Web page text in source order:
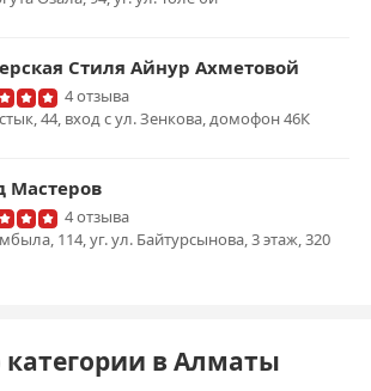
Стиля Айнур Ахметовой
4 отзыва
44, вход с ул. Зенкова, домофон 46К
Мастеров
4 отзыва
114, уг. ул. Байтурсынова, 3 этаж, 320
в Алматы